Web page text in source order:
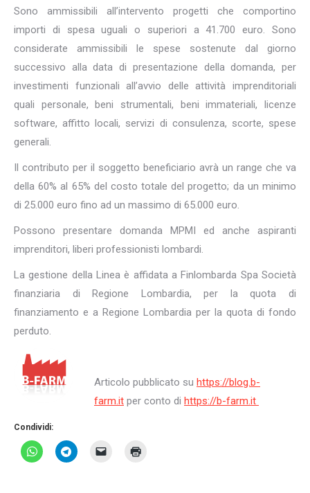
Sono ammissibili all’intervento progetti che comportino
importi di spesa uguali o superiori a 41.700 euro. Sono
considerate ammissibili le spese sostenute dal giorno
successivo alla data di presentazione della domanda, per
investimenti funzionali all’avvio delle attività imprenditoriali
quali personale, beni strumentali, beni immateriali, licenze
software, affitto locali, servizi di consulenza, scorte, spese
generali.
Il contributo per il soggetto beneficiario avrà un range che va
della 60% al 65% del costo totale del progetto; da un minimo
di 25.000 euro fino ad un massimo di 65.000 euro.
Possono presentare domanda MPMI ed anche aspiranti
imprenditori, liberi professionisti lombardi.
La gestione della Linea è affidata a Finlombarda Spa Società
finanziaria di Regione Lombardia, per la quota di
finanziamento e a Regione Lombardia per la quota di fondo
perduto.
Articolo pubblicato su https://blog.b-
farm.it per conto di https://b-farm.it
Condividi: